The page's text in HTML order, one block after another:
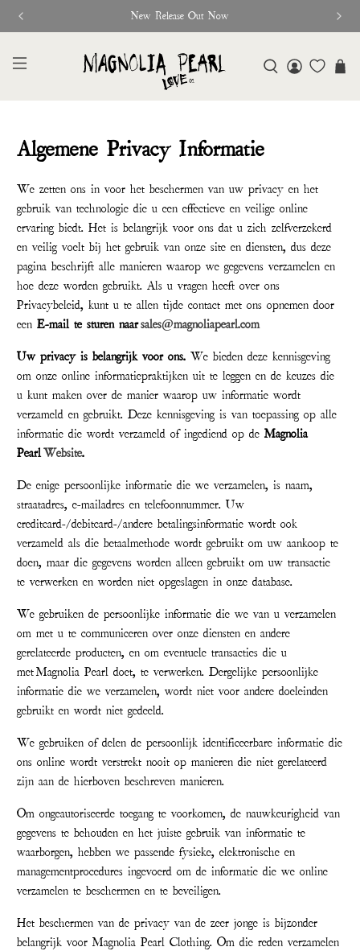
New Release Out Now
Algemene Privacy Informatie
We zetten ons in voor het beschermen van uw privacy en het
gebruik van technologie die u een effectieve en veilige online
ervaring biedt. Het is belangrijk voor ons dat u zich zelfverzekerd
en veilig voelt bij het gebruik van onze site en diensten, dus deze
pagina beschrijft alle manieren waarop we gegevens verzamelen en
hoe deze worden gebruikt. Als u vragen heeft over ons
Privacybeleid, kunt u te allen tijde contact met ons opnemen door
eenE-mail te sturen naarsales@magnoliapearl.com
Uw privacy is belangrijk voor ons. We bieden deze kennisgeving
om onze online informatiepraktijken uit te leggen en de keuzes die
u kunt maken over de manier waarop uw informatie wordt
verzameld en gebruikt. Deze kennisgeving is van toepassing op alle
informatie die wordt verzameld of ingediend op deMagnolia
PearlWebsite.
De enige persoonlijke informatie die we verzamelen, is naam,
straatadres, e-mailadres en telefoonnummer. Uw
creditcard-/debitcard-/andere betalingsinformatie wordt ook
verzameld als die betaalmethode wordt gebruikt om uw aankoop te
doen, maar die gegevens worden alleen gebruikt om uw transactie
te verwerken en worden niet opgeslagen in onze database.
We gebruiken de persoonlijke informatie die we van u verzamelen
om met u te communiceren over onze diensten en andere
gerelateerde producten, en om eventuele transacties die u
metMagnolia Pearl doet, te verwerken. Dergelijke persoonlijke
informatie die we verzamelen, wordt niet voor andere doeleinden
gebruikt en wordt niet gedeeld.
We gebruiken of delen de persoonlijk identificeerbare informatie die
ons online wordt verstrekt nooit op manieren die niet gerelateerd
zijn aan de hierboven beschreven manieren.
Om ongeautoriseerde toegang te voorkomen, de nauwkeurigheid van
gegevens te behouden en het juiste gebruik van informatie te
waarborgen, hebben we passende fysieke, elektronische en
managementprocedures ingevoerd om de informatie die we online
verzamelen te beschermen en te beveiligen.
Het beschermen van de privacy van de zeer jonge is bijzonder
belangrijk voor Magnolia Pearl Clothing. Om die reden verzamelen